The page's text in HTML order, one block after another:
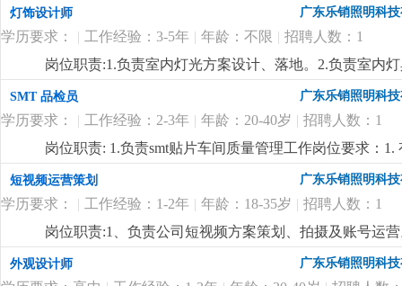
灯饰设计师 广东乐销照明科
学历要求： | 工作经验：3-5年 | 年龄：不限 | 招聘人数：1
岗位职责:1.负责室内灯光方案设计、落地。2.负责室内
开发。岗位要求:1.3年以上室内照明设计经验，熟练使
台灯、壁灯、办公线条灯、洗墙灯等设计开发业务熟练
更详细...
SMT 品检员 广东乐销照明科
学历要求： | 工作经验：2-3年 | 年龄：20-40岁 | 招聘人数：1
岗位职责: 1.负责smt贴片车间质量管理工作岗位要求：
片、焊接、回流焊等核心流程，熟悉 smt 产品（pcb 板
错贴、漏贴、虚焊、连锡、元器件偏移、极性反置等常
备，显微镜、万用表、示波器、aoi（自动光学检测）
公司出粮准时，包吃、包住，绩效奖、年终奖，月休2天
短视频运营策划 广东乐销照明科
学历要求： | 工作经验：1-2年 | 年龄：18-35岁 | 招聘人数：1
岗位职责:1、负责公司短视频方案策划、拍摄及账号运
然流量。能独立运营和维护公司旗下抖音及其他短视频
曝光度和知名度。2、参与视频内容策划、选题、脚本
外观设计师 广东乐销照明科